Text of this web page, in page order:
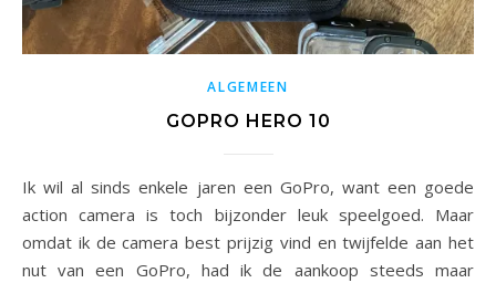
ALGEMEEN
GOPRO HERO 10
Ik wil al sinds enkele jaren een GoPro, want een goede
action camera is toch bijzonder leuk speelgoed. Maar
omdat ik de camera best prijzig vind en twijfelde aan het
nut van een GoPro, had ik de aankoop steeds maar